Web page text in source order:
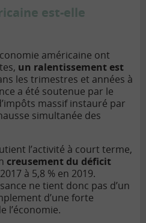
est-elle
américaine ont
un ralentissement est
les trimestres et années à
a été soutenue par le
massif instauré par
simultanée des
l’activité à court terme,
creusement du déficit
à 5,8 % en 2019.
ne tient donc pas d’un
d’une forte
l’économie.